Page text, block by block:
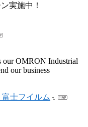
実施中！
our OMRON Industrial
our business
士フイルム